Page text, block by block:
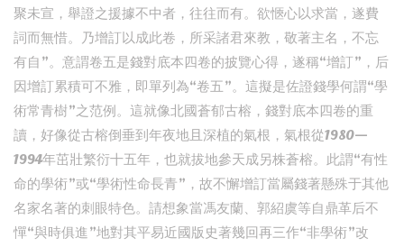
聚未宣，舉證之援據不中者，往往而有。欲愜心以求當，遂費
詞而無惜。乃增訂以成此卷，所采諸君來教，敬著主名，不忘
有自”。意謂卷五是錢對底本四卷的披覽心得，遂稱“增訂”，后
因增訂累積可不雅，即單列為“卷五”。這擬是佐證錢學何謂“學
術常青樹”之范例。這就像北國蒼郁古榕，錢對底本四卷的重
讀，好像從古榕倒垂到年夜地且深植的氣根，氣根從1980—
1994年茁壯繁衍十五年，也就拔地參天成另株蒼榕。此謂“有性
命的學術”或“學術性命長青”，故不懈增訂當屬錢著懸殊于其他
名家名著的刺眼特色。請想象當馮友蘭、郭紹虞等自鼎革后不
憚“與時俱進”地對其平易近國版史著幾回再三作“非學術”改